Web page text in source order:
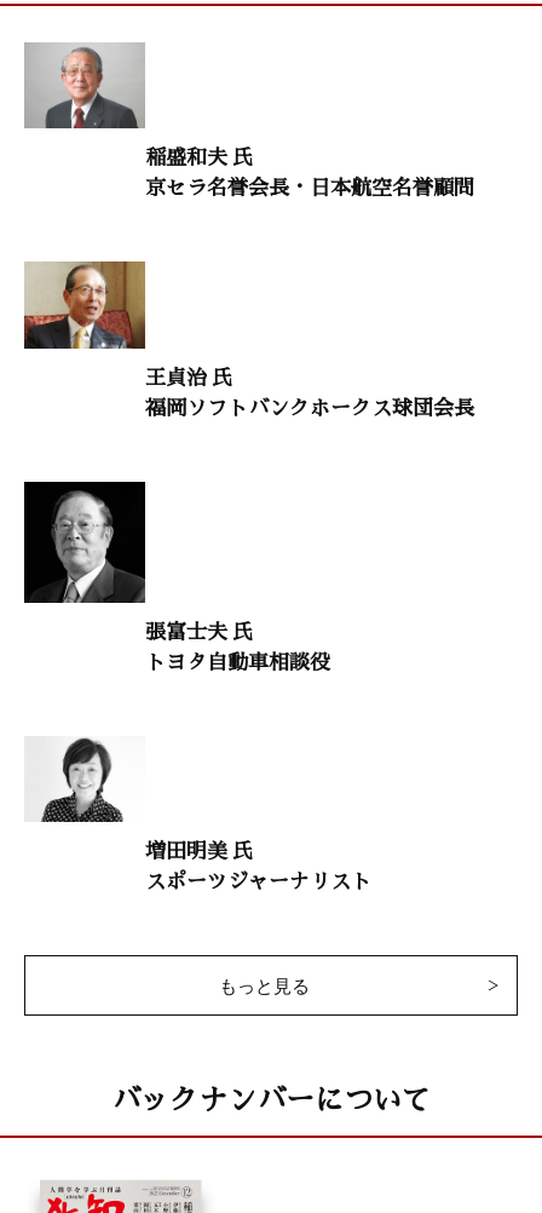
生命のメッセージ
「見えない世界を信じることから、すべてが始まる」
森 正光(石上神宮宮司）
村上和雄（筑波大学名誉教授）
「手を把って共に行く」
横田南嶺（円覚寺管長）
「テレワークが企業を救う――人手不足の時代を生き抜く新しい
田澤由利（テレワークマネジメント代表）
日本の教育を取り戻す
「『平和教育』の在り方を問う――ミサイル問題になぜ沈黙するの
占部賢志（中村学園大学教授）
「HIITでなまった体に活を入れる――忙しい人も高齢者も短時間
で実践できる全身エクササイズ」
岡田 隆（日本体育大学准教授）
小説・徳川家康
童門冬二（作家）
唐 松章 「廣結善縁」
川下都志子 「必要でない命はない」
永山友美子 「ハープの音色に思いを込めて」
稲盛和夫 氏
京セラ名誉会長・日本航空名誉顧問
王貞治 氏
福岡ソフトバンクホークス球団会長
張富士夫 氏
トヨタ自動車相談役
増田明美 氏
スポーツジャーナリスト
もっと見る
バックナンバーについて